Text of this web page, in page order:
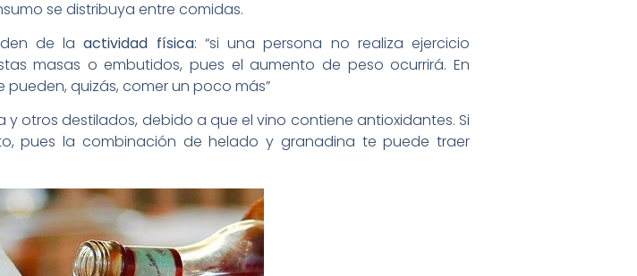
se distribuya entre comidas.
de laactividad física: “si una persona no realiza ejercicio
masas o embutidos, pues el aumento de peso ocurrirá. En
quizás, comer un poco más”
y otros destilados, debido a que el vino contiene antioxidantes. Si
pues la combinación de helado y granadina te puede traer